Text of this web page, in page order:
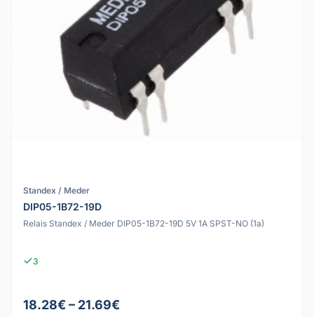
Standex / Meder
DIP05-1B72-19D
Relais Standex / Meder DIP05-1B72-19D 5V 1A SPST-NO (1a)
3
18.28€ – 21.69€